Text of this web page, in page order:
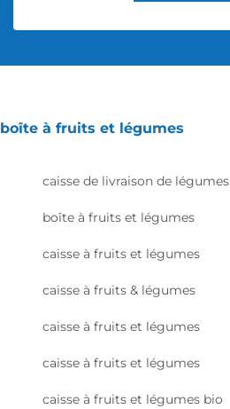
boîte à fruits et légumes
caisse de livraison de légumes
boîte à fruits et légumes
caisse à fruits et légumes
caisse à fruits & légumes
caisse à fruits et légumes
caisse à fruits et légumes
caisse à fruits et légumes bio